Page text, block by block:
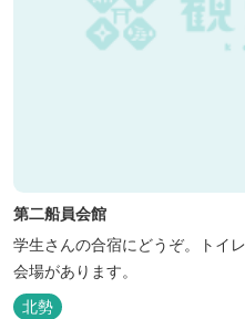
第二船員会館
学生さんの合宿にどうぞ。トイ
会場があります。
北勢